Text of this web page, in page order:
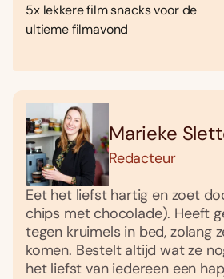
5x lekkere film snacks voor de
ultieme filmavond
Marieke
Redacteur
Eet het liefst hartig en zoet
chips met chocolade). Heeft
tegen kruimels in bed, zolang
komen. Bestelt altijd wat ze
het liefst van iedereen een